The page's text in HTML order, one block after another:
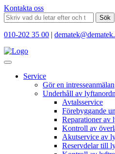
Kontakta oss
Sök
010-202 35 00 |
Service
Gör en intresseanmälan
Underhåll av
Avtalsservice
Förebyggande
Reparationer av
Kontroll av
Akutservice av
Reservdelar till